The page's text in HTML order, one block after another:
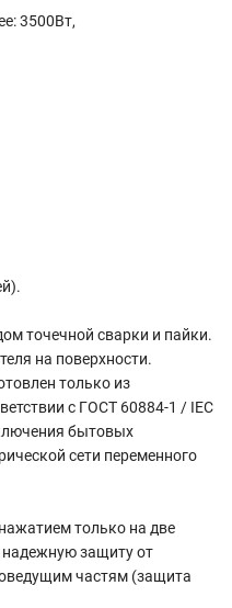
3500Вт,
точечной сварки и пайки.
на поверхности.
только из
с ГОСТ 60884-1 / IEC
бытовых
сети переменного
только на две
надежную защиту от
частям (защита